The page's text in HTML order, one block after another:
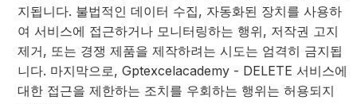
지됩니다. 불법적인 데이터 수집, 자동화된 장치를 사용하
여 서비스에 접근하거나 모니터링하는 행위, 저작권 고지
제거, 또는 경쟁 제품을 제작하려는 시도는 엄격히 금지됩
니다. 마지막으로, Gptexcelacademy - DELETE 서비스에
대한 접근을 제한하는 조치를 우회하는 행위는 허용되지